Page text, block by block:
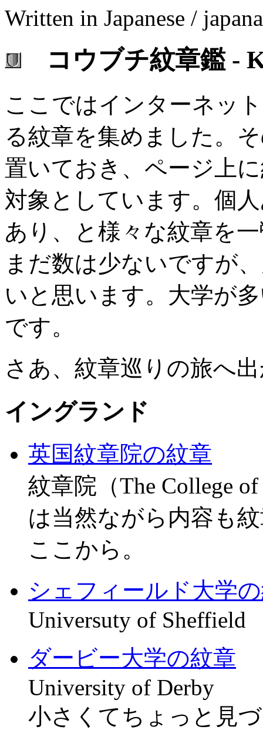
Written in Japanese /
コウブチ紋章鑑 -
ここではインターネッ
る紋章を集めました。
置いておき、ページ上
対象としています。個
あり、と様々な紋章を
まだ数は少ないですが
いと思います。大学が
です。
さあ、紋章巡りの旅へ
イングランド
英国紋章院の紋章
紋章院（The College
は当然ながら内容も
ここから。
シェフィールド大学
Universuty of Sheffield
ダービー大学の紋章
University of Derby
小さくてちょっと見